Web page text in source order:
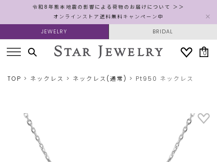
令和8年熊本地震の影響による荷物のお届けについて ＞＞
オンラインストア送料無料キャンペーン中
JEWELRY BRIDAL
0
TOP ネックレス ネックレス(通常) Pt950 ネックレス